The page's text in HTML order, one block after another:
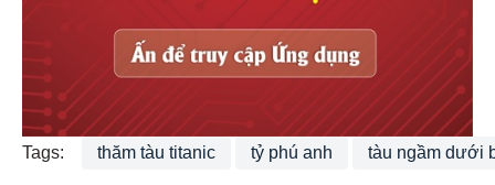
Tags: thăm tàu titanic tỷ phú anh tàu ngầm dưới